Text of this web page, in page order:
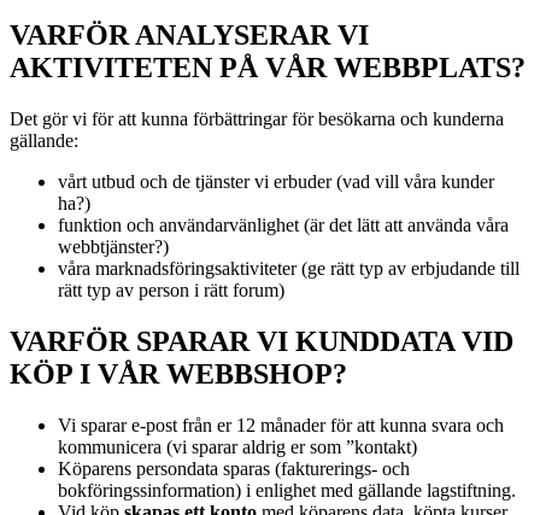
VARFÖR ANALYSERAR VI
AKTIVITETEN PÅ VÅR WEBBPLATS?
Det gör vi för att kunna förbättringar för besökarna och kunderna
gällande:
vårt utbud och de tjänster vi erbuder (vad vill våra kunder
ha?)
funktion och användarvänlighet (är det lätt att använda våra
webbtjänster?)
våra marknadsföringsaktiviteter (ge rätt typ av erbjudande till
rätt typ av person i rätt forum)
VARFÖR SPARAR VI KUNDDATA VID
KÖP I VÅR WEBBSHOP?
Vi sparar e-post från er 12 månader för att kunna svara och
kommunicera (vi sparar aldrig er som ”kontakt)
Köparens persondata sparas (fakturerings- och
bokföringssinformation) i enlighet med gällande lagstiftning.